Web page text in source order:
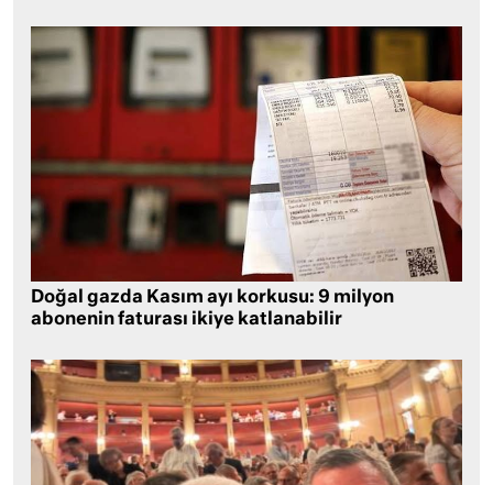
Doğal gazda Kasım ayı korkusu: 9 milyon
abonenin faturası ikiye katlanabilir